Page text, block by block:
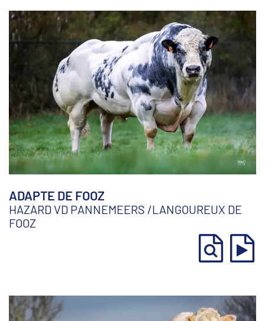
ADAPTE DE FOOZ
HAZARD VD PANNEMEERS /LANGOUREUX DE
FOOZ